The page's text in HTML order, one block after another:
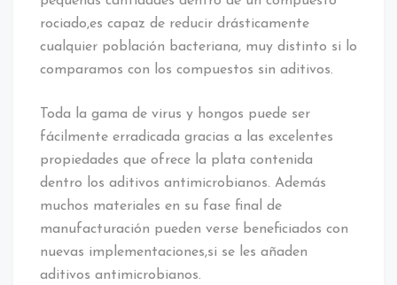
rociado,es capaz de reducir drásticamente
cualquier población bacteriana, muy distinto si lo
comparamos con los compuestos sin aditivos.
Toda la gama de virus y hongos puede ser
fácilmente erradicada gracias a las excelentes
propiedades que ofrece la plata contenida
dentro los aditivos antimicrobianos. Además
muchos materiales en su fase final de
manufacturación pueden verse beneficiados con
nuevas implementaciones,si se les añaden
aditivos antimicrobianos.